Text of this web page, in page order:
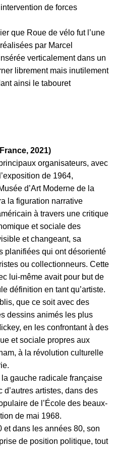
de forces
que Roue de vélo fut l’une
par Marcel
verticalement dans un
librement mais inutilement
ainsi le tabouret
2021)
organisateurs, avec
de 1964,
d’Art Moderne de la
la figuration narrative
à travers une critique
et sociale des
et changeant, sa
planifiées qui ont désorienté
ou collectionneurs. Cette
lui-même avait pour but de
définition en tant qu’artiste.
que ce soit avec des
dessins animés les plus
en les confrontant à des
et sociale propres aux
à la révolution culturelle
gauche radicale française
d’autres artistes, dans des
de l’École des beaux-
de mai 1968.
et dans les années 80, son
de position politique, tout